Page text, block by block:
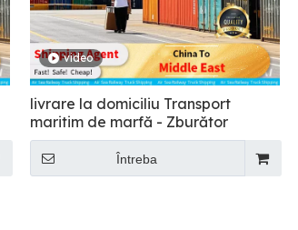
video
livrare la domiciliu Transport
maritim de marfă - Zburător
Întreba